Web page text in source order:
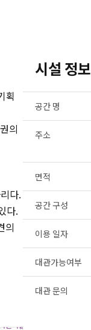
획
의
다.
다.
의
시설 정보
공간 명
주소
면적
공간 구성
이용 일자
대관가능여부
대관 문의